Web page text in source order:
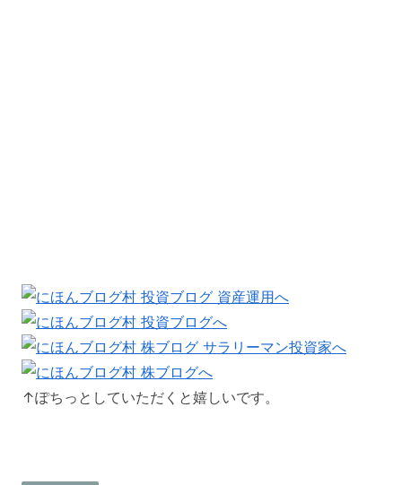
↑ぽちっとしていただくと嬉しいです。